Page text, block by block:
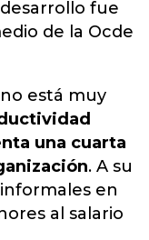
fue
de la Ocde
está muy
una cuarta
. A su
en
al salario